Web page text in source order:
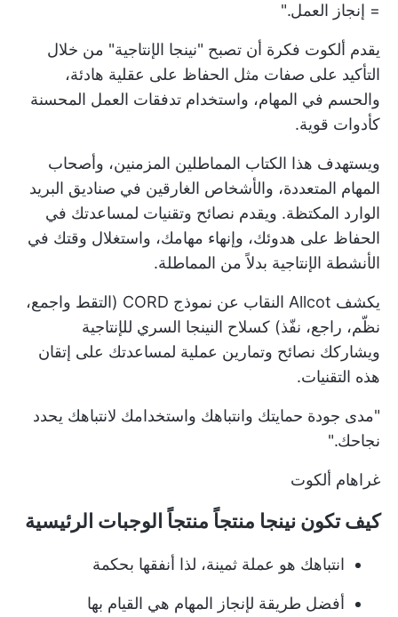
= إنجاز العمل."
يقدم ألكوت فكرة أن تصبح "نينجا الإنتاجية" من خلال
التأكيد على صفات مثل الحفاظ على عقلية هادئة،
والحسم في المهام، واستخدام تدفقات العمل المحسنة
كأدوات قوية.
ويستهدف هذا الكتاب المماطلين المزمنين، وأصحاب
المهام المتعددة، والأشخاص الغارقين في صناديق البريد
الوارد المكتظة. ويقدم نصائح وتقنيات لمساعدتك في
الحفاظ على هدوئك، وإنهاء مهامك، واستغلال وقتك في
الأنشطة الإنتاجية بدلاً من المماطلة.
يكشف Allcot النقاب عن نموذج CORD (التقط واجمع،
نظّم، راجع، نفّذ) كسلاح النينجا السري للإنتاجية
ويشاركك نصائح وتمارين عملية لمساعدتك على إتقان
هذه التقنيات.
"مدى جودة حمايتك وانتباهك واستخدامك لانتباهك يحدد
نجاحك."
غراهام ألكوت
كيف تكون نينجا منتجاً منتجاً الوجبات الرئيسية
انتباهك هو عملة ثمينة، لذا أنفقها بحكمة
أفضل طريقة لإنجاز المهام هي القيام بها